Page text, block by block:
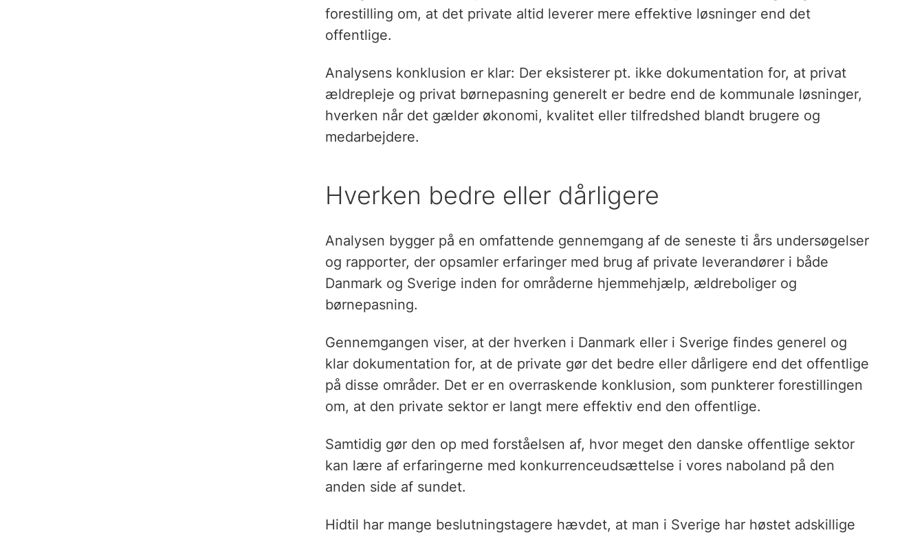
forestilling om, at det private altid leverer mere effektive løsninger end det
offentlige.
Analysens konklusion er klar: Der eksisterer pt. ikke dokumentation for, at privat
ældrepleje og privat børnepasning generelt er bedre end de kommunale løsninger,
hverken når det gælder økonomi, kvalitet eller tilfredshed blandt brugere og
medarbejdere.
Hverken bedre eller dårligere
Analysen bygger på en omfattende gennemgang af de seneste ti års undersøgelser
og rapporter, der opsamler erfaringer med brug af private leverandører i både
Danmark og Sverige inden for områderne hjemmehjælp, ældreboliger og
børnepasning.
Gennemgangen viser, at der hverken i Danmark eller i Sverige findes generel og
klar dokumentation for, at de private gør det bedre eller dårligere end det offentlige
på disse områder. Det er en overraskende konklusion, som punkterer forestillingen
om, at den private sektor er langt mere effektiv end den offentlige.
Samtidig gør den op med forståelsen af, hvor meget den danske offentlige sektor
kan lære af erfaringerne med konkurrenceudsættelse i vores naboland på den
anden side af sundet.
Hidtil har mange beslutningstagere hævdet, at man i Sverige har høstet adskillige